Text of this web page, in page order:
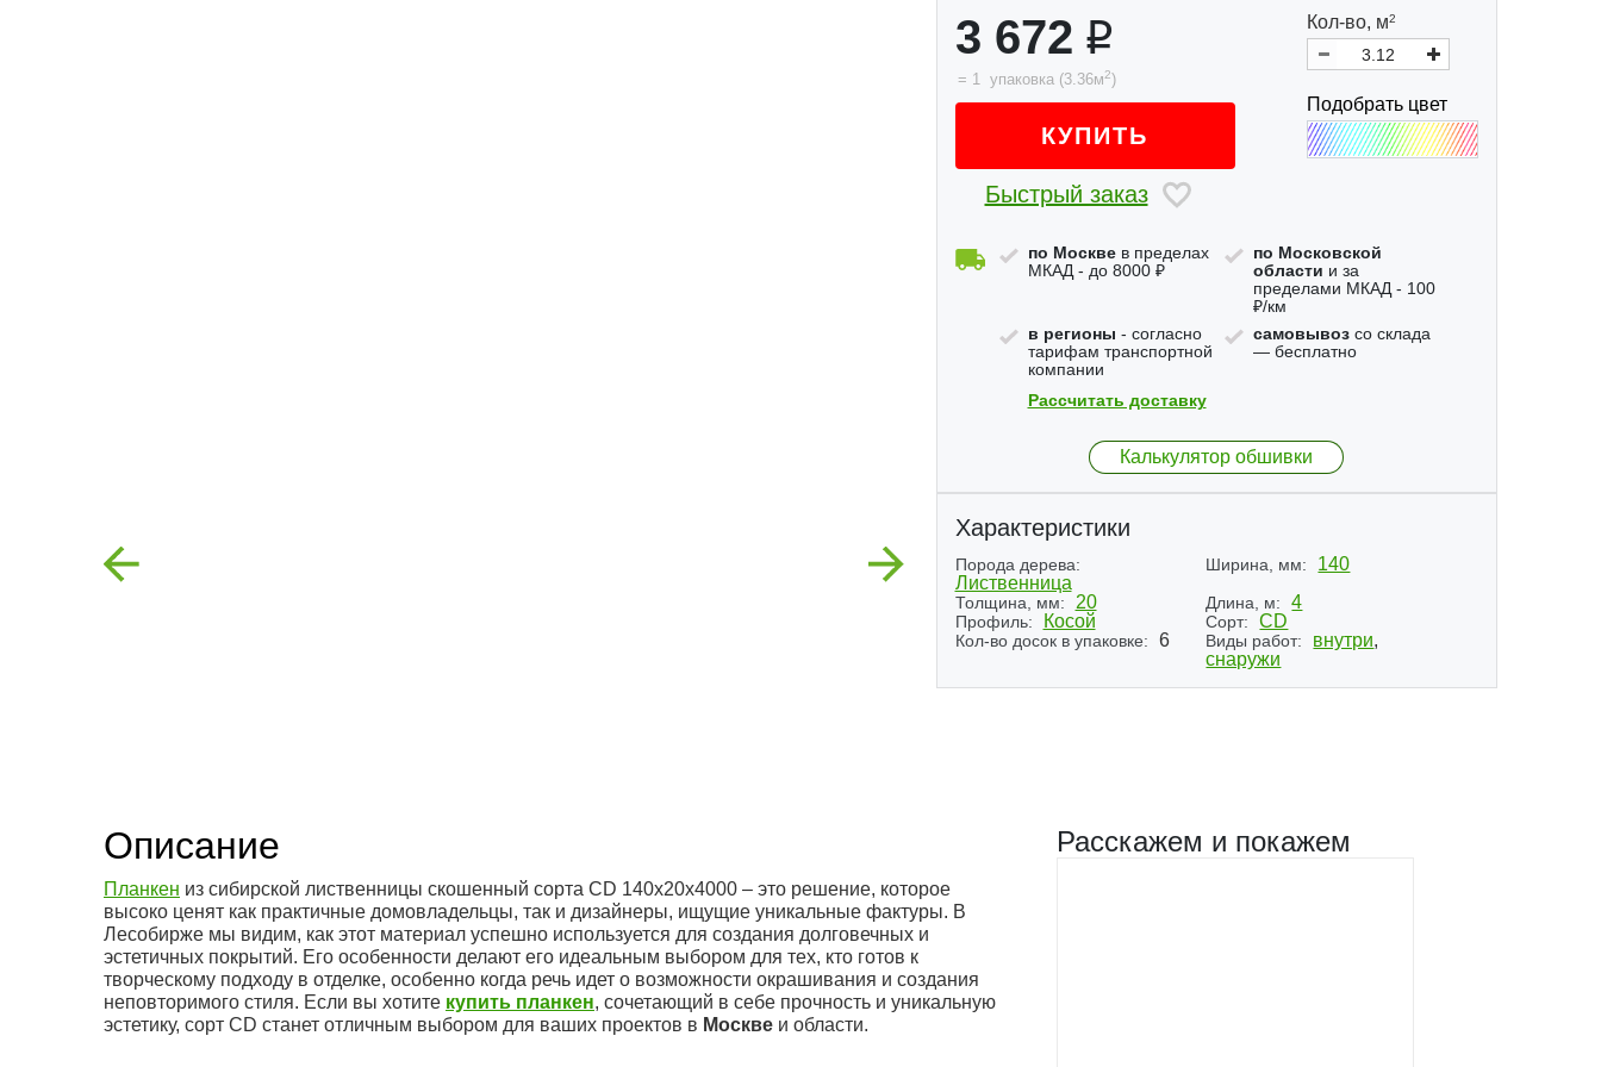
Previous Next
3 672
= 1 упаковка (3.36м2)
КУПИТЬ
Быстрый заказ
Кол-во, м2
Подобрать цвет
по Москвев пределах
МКАД - до 8000 ₽
по Московской
области и за
пределами МКАД - 100
₽/км
в регионы - согласно
тарифам транспортной
компании
самовывозсо склада
— бесплатно
Рассчитать доставку
Калькулятор обшивки
Характеристики
Порода дерева:
Лиственница
Ширина, мм: 140
Толщина, мм: 20 Длина, м: 4
Профиль: Косой Сорт: CD
Кол-во досок в упаковке: 6 Виды работ: внутри,
снаружи
Описание
Планкен из сибирской лиственницы скошенный сорта CD 140x20x4000 – это решение, которое
высоко ценят как практичные домовладельцы, так и дизайнеры, ищущие уникальные фактуры. В
Лесобирже мы видим, как этот материал успешно используется для создания долговечных и
эстетичных покрытий. Его особенности делают его идеальным выбором для тех, кто готов к
творческому подходу в отделке, особенно когда речь идет о возможности окрашивания и создания
неповторимого стиля. Если вы хотите купить планкен, сочетающий в себе прочность и уникальную
эстетику, сорт CD станет отличным выбором для ваших проектов в Москве и области.
Расскажем и покажем